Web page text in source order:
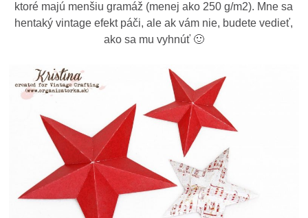
ktoré majú menšiu gramáž (menej ako 250 g/m2). Mne sa
hentaký vintage efekt páči, ale ak vám nie, budete vedieť,
ako sa mu vyhnúť 🙂